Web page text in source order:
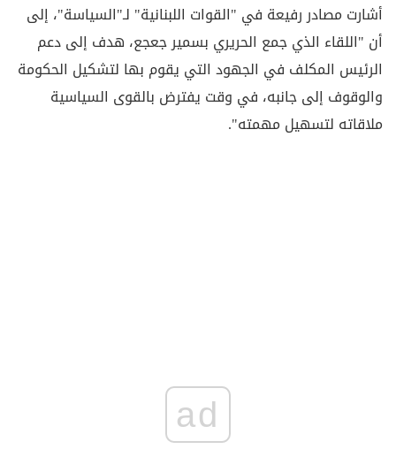
أشارت مصادر رفيعة في "القوات اللبنانية" لـ"السياسة"، إلى
أن "اللقاء الذي جمع الحريري بسمير جعجع، هدف إلى دعم
الرئيس المكلف في الجهود التي يقوم بها لتشكيل الحكومة
والوقوف إلى جانبه، في وقت يفترض بالقوى السياسية
ملاقاته لتسهيل مهمته".
ad